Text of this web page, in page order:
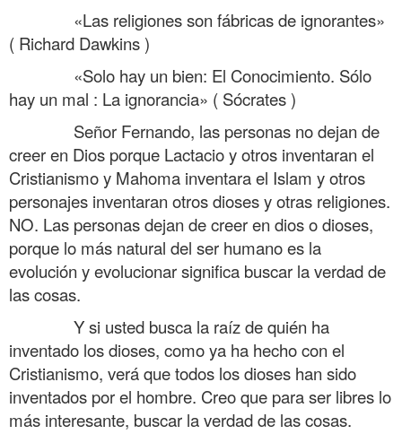
«Las religiones son fábricas de ignorantes»
( Richard Dawkins )
«Solo hay un bien: El Conocimiento. Sólo
hay un mal : La ignorancia» ( Sócrates )
Señor Fernando, las personas no dejan de
creer en Dios porque Lactacio y otros inventaran el
Cristianismo y Mahoma inventara el Islam y otros
personajes inventaran otros dioses y otras religiones.
NO. Las personas dejan de creer en dios o dioses,
porque lo más natural del ser humano es la
evolución y evolucionar significa buscar la verdad de
las cosas.
Y si usted busca la raíz de quién ha
inventado los dioses, como ya ha hecho con el
Cristianismo, verá que todos los dioses han sido
inventados por el hombre. Creo que para ser libres lo
más interesante, buscar la verdad de las cosas.